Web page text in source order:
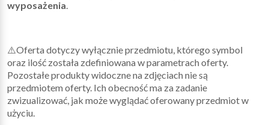
wyposażenia.
⚠️Oferta dotyczy wyłącznie przedmiotu, którego symbol
oraz ilość została zdefiniowana w parametrach oferty.
Pozostałe produkty widoczne na zdjęciach nie są
przedmiotem oferty. Ich obecność ma za zadanie
zwizualizować, jak może wyglądać oferowany przedmiot w
użyciu.